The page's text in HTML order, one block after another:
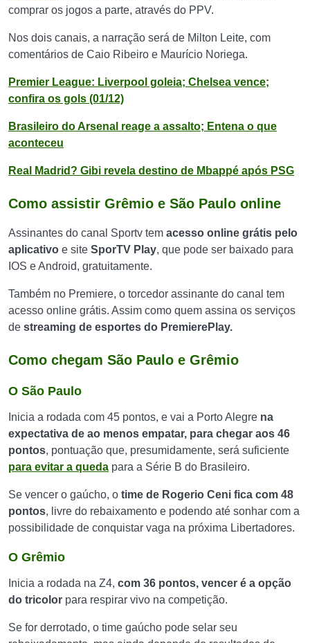
comprar os jogos a parte, através do PPV.
Nos dois canais, a narração será de Milton Leite, com
comentários de Caio Ribeiro e Maurício Noriega.
Premier League: Liverpool goleia; Chelsea vence;
confira os gols (01/12)
Brasileiro do Arsenal reage a assalto; Entena o que
aconteceu
Real Madrid? Gibi revela destino de Mbappé após PSG
Como assistir Grêmio e São Paulo online
Assinantes do canal Sportv tem acesso online grátis pelo
aplicativo e site SporTV Play, que pode ser baixado para
IOS e Android, gratuitamente.
Também no Premiere, o torcedor assinante do canal tem
acesso online grátis. Assim como quem assina os serviços
de streaming de esportes do PremierePlay.
Como chegam São Paulo e Grêmio
O São Paulo
Inicia a rodada com 45 pontos, e vai a Porto Alegre na
expectativa de ao menos empatar, para chegar aos 46
pontos, pontuação que, presumidamente, será suficiente
para evitar a queda para a Série B do Brasileiro.
Se vencer o gaúcho, o time de Rogerio Ceni fica com 48
pontos, livre do rebaixamento e podendo até sonhar com a
possibilidade de conquistar vaga na próxima Libertadores.
O Grêmio
Inicia a rodada na Z4, com 36 pontos, vencer é a opção
do tricolor para respirar vivo na competição.
Se for derrotado, o time gaúcho pode selar seu